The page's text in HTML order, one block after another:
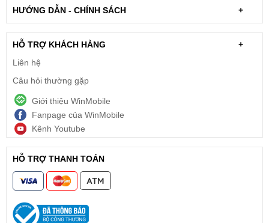
HƯỚNG DẪN - CHÍNH SÁCH +
HỖ TRỢ KHÁCH HÀNG
+
Liên hệ
Câu hỏi thường gặp
Giới thiệu WinMobile
Fanpage của WinMobile
Kênh Youtube
HỖ TRỢ THANH TOÁN